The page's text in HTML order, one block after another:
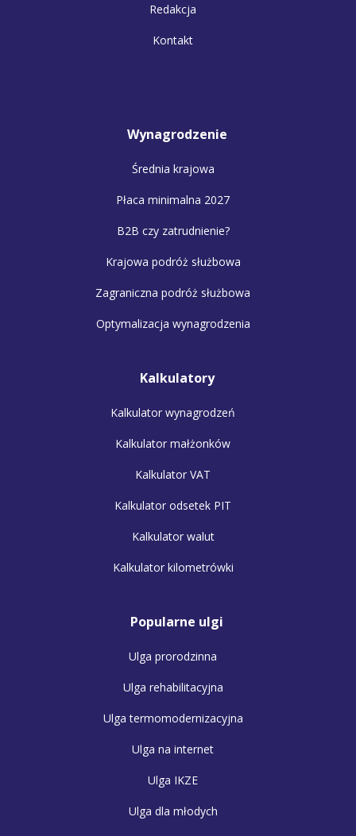
Redakcja
Kontakt
Wynagrodzenie
Średnia krajowa
Płaca minimalna 2027
B2B czy zatrudnienie?
Krajowa podróż służbowa
Zagraniczna podróż służbowa
Optymalizacja wynagrodzenia
Kalkulatory
Kalkulator wynagrodzeń
Kalkulator małżonków
Kalkulator VAT
Kalkulator odsetek PIT
Kalkulator walut
Kalkulator kilometrówki
Popularne ulgi
Ulga prorodzinna
Ulga rehabilitacyjna
Ulga termomodernizacyjna
Ulga na internet
Ulga IKZE
Ulga dla młodych